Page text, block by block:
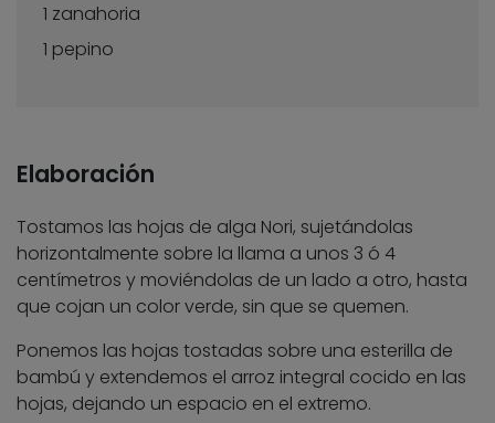
1 zanahoria
1 pepino
Elaboración
Tostamos las hojas de alga Nori, sujetándolas
horizontalmente sobre la llama a unos 3 ó 4
centímetros y moviéndolas de un lado a otro, hasta
que cojan un color verde, sin que se quemen.
Ponemos las hojas tostadas sobre una esterilla de
bambú y extendemos el arroz integral cocido en las
hojas, dejando un espacio en el extremo.